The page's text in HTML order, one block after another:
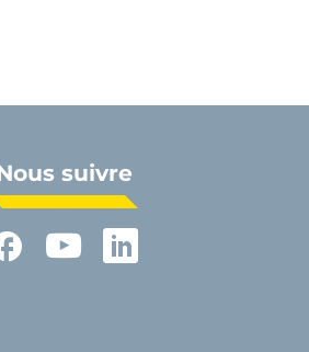
suivre